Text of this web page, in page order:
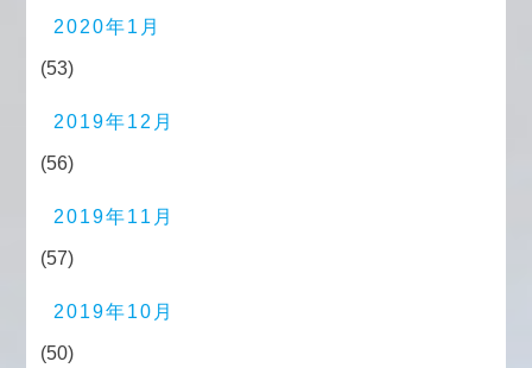
2020年1月
(53)
2019年12月
(56)
2019年11月
(57)
2019年10月
(50)